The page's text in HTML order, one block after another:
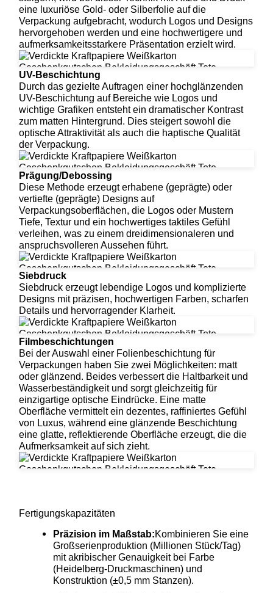
eine luxuriöse Gold- oder Silberfolie auf die
Verpackung aufgebracht, wodurch Logos und Designs
hervorgehoben werden und eine hochwertigere und
aufmerksamkeitsstarkere Präsentation erzielt wird.
UV-Beschichtung
Durch das gezielte Auftragen einer hochglänzenden
UV-Beschichtung auf Bereiche wie Logos und
wichtige Grafiken entsteht ein dramatischer Kontrast
zum matten Hintergrund. Dies steigert sowohl die
optische Attraktivität als auch die haptische Qualität
der Verpackung.
Prägung/Debossing
Diese Methode erzeugt erhabene (geprägte) oder
vertiefte (geprägte) Designs auf
Verpackungsoberflächen, die Logos oder Mustern
Tiefe, Textur und ein hochwertiges taktiles Gefühl
verleihen, was zu einem dreidimensionaleren und
anspruchsvolleren Aussehen führt.
Siebdruck
Siebdruck erzeugt lebendige Logos und komplizierte
Designs mit präzisen, hochwertigen Farben, scharfen
Details und hervorragender Klarheit.
Filmbeschichtungen
Bei der Auswahl einer Folienbeschichtung für
Verpackungen haben Sie zwei Möglichkeiten: matt
oder glänzend. Beides verbessert die Haltbarkeit und
Wasserbeständigkeit und sorgt gleichzeitig für
einzigartige optische Eindrücke. Eine matte
Oberfläche vermittelt ein dezentes, raffiniertes Gefühl
von Luxus, während eine glänzende Beschichtung
eine glatte, reflektierende Oberfläche erzeugt, die die
Aufmerksamkeit auf sich zieht.
Fertigungskapazitäten
Präzision im Maßstab:Kombinieren Sie eine
Großserienproduktion (Millionen Stück/Tag)
mit akribischer Genauigkeit bei Farbe
(Heidelberg-Druckmaschinen) und
Konstruktion (±0,5 mm Stanzen).